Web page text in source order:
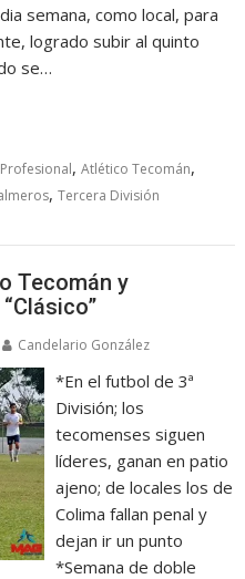
semana, como local, para
logrado subir al quinto
se…
,Atlético Tecomán,
,Tercera División
Tecomán y
Candelario González
*En el futbol de 3ª
División; los
tecomenses siguen
líderes, ganan en patio
ajeno; de locales los de
Colima fallan penal y
dejan ir un punto
*Semana de doble